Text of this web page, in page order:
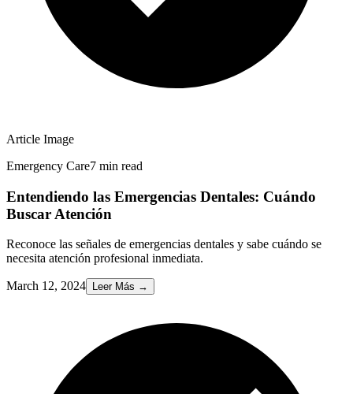
Article Image
Emergency Care7 min read
Entendiendo las Emergencias Dentales: Cuándo
Buscar Atención
Reconoce las señales de emergencias dentales y sabe cuándo se
necesita atención profesional inmediata.
March 12, 2024 Leer Más →